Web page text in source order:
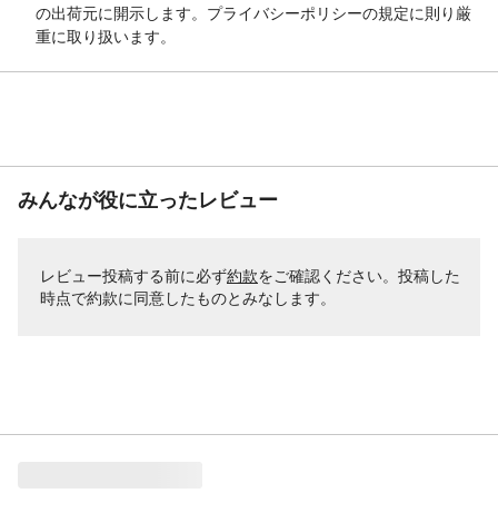
の出荷元に開示します。プライバシーポリシーの規定に則り厳
重に取り扱います。
みんなが役に立ったレビュー
レビュー投稿する前に必ず約款をご確認ください。投稿した
時点で約款に同意したものとみなします。